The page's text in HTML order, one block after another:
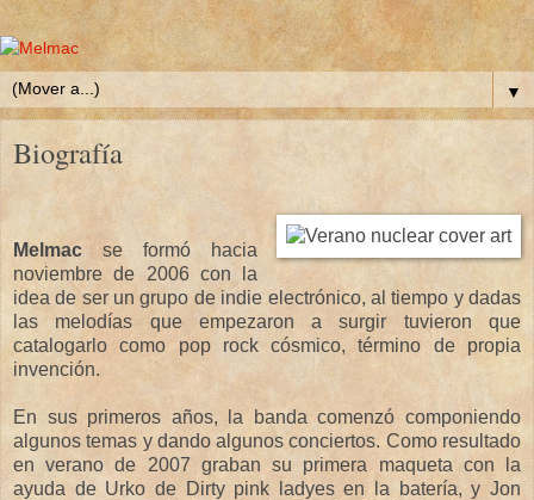
▼
Biografía
Melmac se formó hacia
noviembre de 2006 con la
idea de ser un grupo de indie electrónico, al tiempo y dadas
las melodías que empezaron a surgir tuvieron que
catalogarlo como pop rock cósmico, término de propia
invención.
En sus primeros años, la banda comenzó componiendo
algunos temas y dando algunos conciertos. Como resultado
en verano de 2007 graban su primera maqueta con la
ayuda de Urko de Dirty pink ladyes en la batería, y Jon